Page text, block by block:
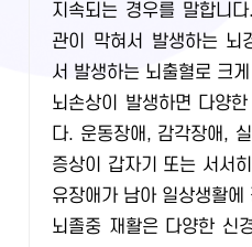
지속되는 경우를 말합니
관이 막혀서 발생하는 뇌
서 발생하는 뇌출혈로 크
뇌손상이 발생하면 다양
다. 운동장애, 감각장애,
증상이 갑자기 또는 서서
유장애가 남아 일상생활
뇌졸중 재활은 다양한 신